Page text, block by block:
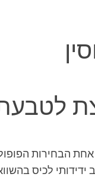
לטבעת
אחת הבחירות
ידידותי לכיס